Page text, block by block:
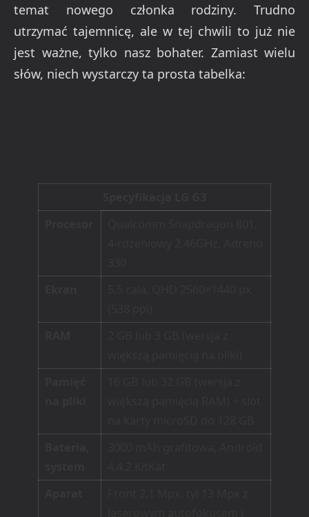
temat nowego członka rodziny. Trudno
utrzymać tajemnicę, ale w tej chwili to już nie
jest ważne, tylko nasz bohater. Zamiast wielu
słów, niech wystarczy ta prosta tabelka: